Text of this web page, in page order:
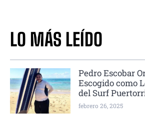
LO MÁS LEÍDO
Pedro Escobar
Escogido como
del Surf
febrero 26, 2025